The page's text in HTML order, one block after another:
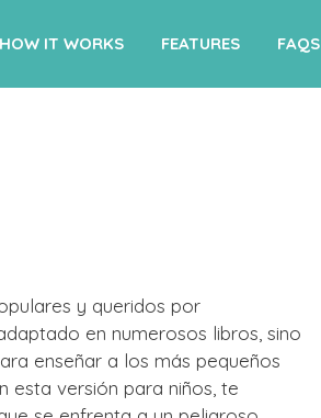
HOW IT WORKS FEATURES FAQS
y queridos por
en numerosos libros, sino
enseñar a los más pequeños
esta versión para niños, te